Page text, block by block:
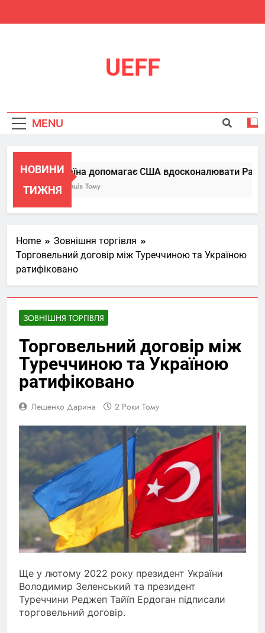
UEFF
MENU
НОВИНИ
ТИЖНЯ
Україна допомагає США вдосконалювати Patriot,
6 Місяців Тому
Home
Зовнішня торгівля
Торговельний договір між Туреччиною та Україною
ратифіковано
ЗОВНІШНЯ ТОРГІВЛЯ
Торговельний договір між
Туреччиною та Україною
ратифіковано
Лещенко Дарина 2 Роки Тому
Ще у лютому 2022 року президент України
Володимир Зеленський та президент
Туреччини Реджеп Тайїп Ердоган підписали
торговельний договір.